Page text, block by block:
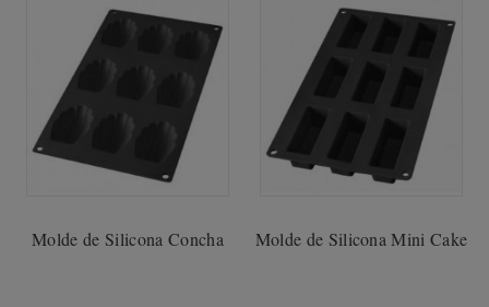
Molde de Silicona Concha Molde de Silicona Mini Cake